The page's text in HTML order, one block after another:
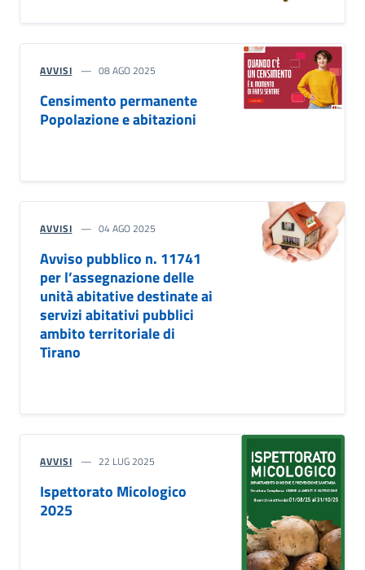
AVVISI 08 AGO 2025
Censimento permanente
Popolazione e abitazioni
AVVISI 04 AGO 2025
Avviso pubblico n. 11741
per l’assegnazione delle
unità abitative destinate ai
servizi abitativi pubblici
ambito territoriale di
Tirano
AVVISI 22 LUG 2025
Ispettorato Micologico
2025